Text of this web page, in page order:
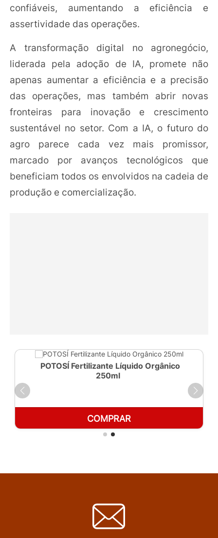
confiáveis, aumentando a eficiência e
assertividade das operações.
A transformação digital no agronegócio,
liderada pela adoção de IA, promete não
apenas aumentar a eficiência e a precisão
das operações, mas também abrir novas
fronteiras para inovação e crescimento
sustentável no setor. Com a IA, o futuro do
agro parece cada vez mais promissor,
marcado por avanços tecnológicos que
beneficiam todos os envolvidos na cadeia de
produção e comercialização.
POTOSÍ Fertilizante Líquido Orgânico
250ml
COMPRAR